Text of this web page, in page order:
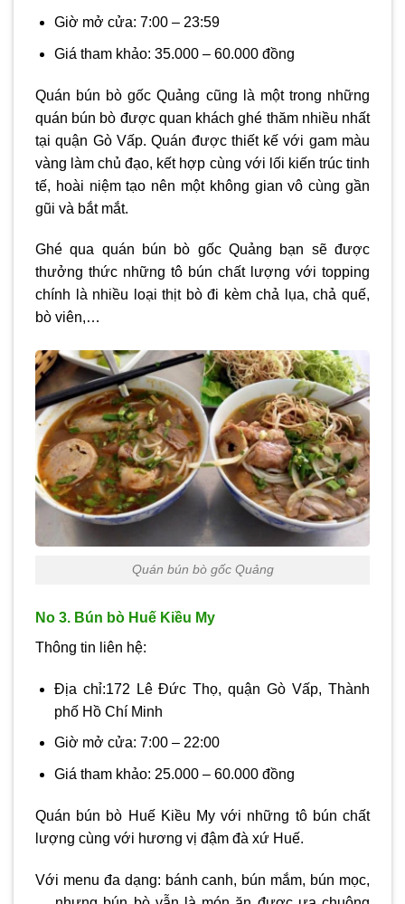
Giờ mở cửa: 7:00 – 23:59
Giá tham khảo: 35.000 – 60.000 đồng
Quán bún bò gốc Quảng cũng là một trong những
quán bún bò được quan khách ghé thăm nhiều nhất
tại quận Gò Vấp. Quán được thiết kế với gam màu
vàng làm chủ đạo, kết hợp cùng với lối kiến trúc tinh
tế, hoài niệm tạo nên một không gian vô cùng gần
gũi và bắt mắt.
Ghé qua quán bún bò gốc Quảng bạn sẽ được
thưởng thức những tô bún chất lượng với topping
chính là nhiều loại thịt bò đi kèm chả lụa, chả quế,
bò viên,…
Quán bún bò gốc Quảng
No 3. Bún bò Huế Kiều My
Thông tin liên hệ:
Địa chỉ:172 Lê Đức Thọ, quận Gò Vấp, Thành
phố Hồ Chí Minh
Giờ mở cửa: 7:00 – 22:00
Giá tham khảo: 25.000 – 60.000 đồng
Quán bún bò Huế Kiều My với những tô bún chất
lượng cùng với hương vị đậm đà xứ Huế.
Với menu đa dạng: bánh canh, bún mắm, bún mọc,